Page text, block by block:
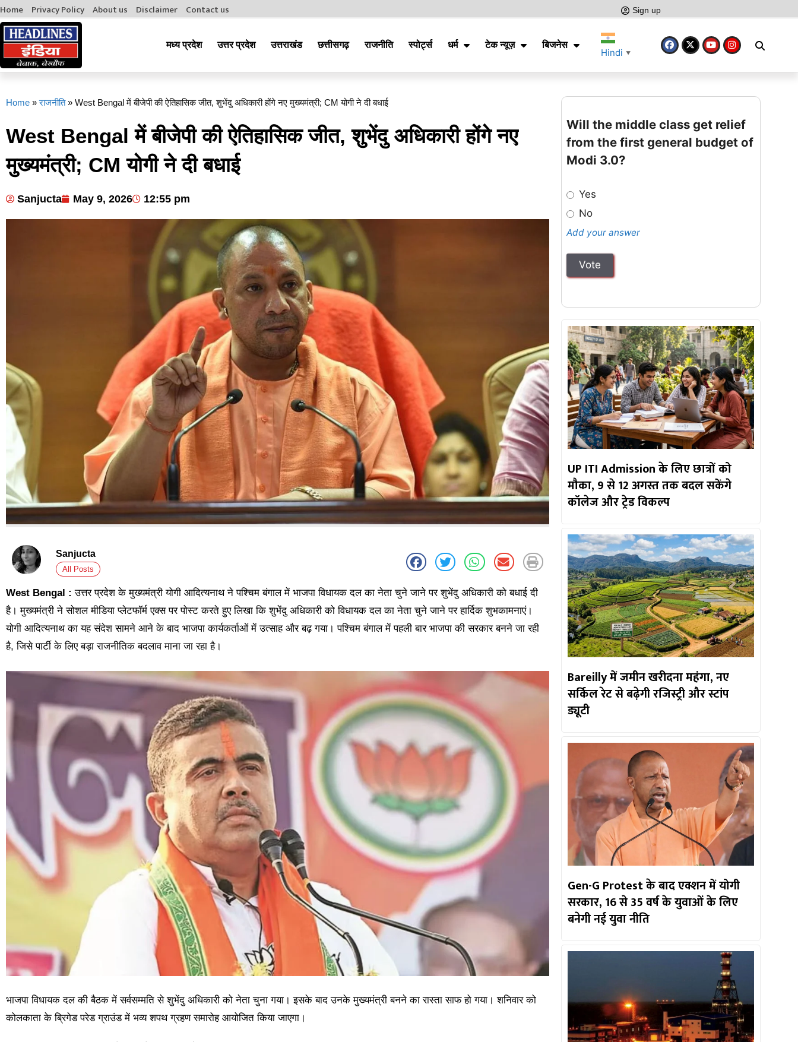
Home Privacy Policy About us Disclaimer Contact us Sign up
मध्य प्रदेश उत्तर प्रदेश उत्तराखंड छत्तीसगढ़ राजनीति स्पोर्ट्स धर्म टेक न्यूज़ बिजनेस
Hindi ▼
Home » राजनीति » West Bengal में बीजेपी की ऐतिहासिक जीत, शुभेंदु अधिकारी होंगे नए मुख्यमंत्री; CM योगी ने दी बधाई
West Bengal में बीजेपी की ऐतिहासिक जीत, शुभेंदु अधिकारी होंगे नए
मुख्यमंत्री; CM योगी ने दी बधाई
Sanjucta May 9, 2026 12:55 pm
Sanjucta
All Posts
West Bengal : उत्तर प्रदेश के मुख्यमंत्री योगी आदित्यनाथ ने पश्चिम बंगाल में भाजपा विधायक दल का नेता चुने जाने पर शुभेंदु अधिकारी को बधाई दी
है। मुख्यमंत्री ने सोशल मीडिया प्लेटफॉर्म एक्स पर पोस्ट करते हुए लिखा कि शुभेंदु अधिकारी को विधायक दल का नेता चुने जाने पर हार्दिक शुभकामनाएं।
योगी आदित्यनाथ का यह संदेश सामने आने के बाद भाजपा कार्यकर्ताओं में उत्साह और बढ़ गया। पश्चिम बंगाल में पहली बार भाजपा की सरकार बनने जा रही
है, जिसे पार्टी के लिए बड़ा राजनीतिक बदलाव माना जा रहा है।
भाजपा विधायक दल की बैठक में सर्वसम्मति से शुभेंदु अधिकारी को नेता चुना गया। इसके बाद उनके मुख्यमंत्री बनने का रास्ता साफ हो गया। शनिवार को
कोलकाता के ब्रिगेड परेड ग्राउंड में भव्य शपथ ग्रहण समारोह आयोजित किया जाएगा।
Will the middle class get relief
from the first general budget of
Modi 3.0?
Yes
No
Add your answer
UP ITI Admission के लिए छात्रों को
मौका, 9 से 12 अगस्त तक बदल सकेंगे
कॉलेज और ट्रेड विकल्प
Bareilly में जमीन खरीदना महंगा, नए
सर्किल रेट से बढ़ेगी रजिस्ट्री और स्टांप
ड्यूटी
Gen-G Protest के बाद एक्शन में योगी
सरकार, 16 से 35 वर्ष के युवाओं के लिए
बनेगी नई युवा नीति